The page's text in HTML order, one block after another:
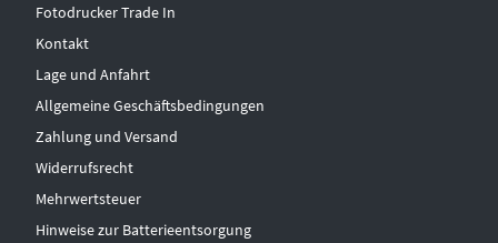
Fotodrucker Trade In
Kontakt
Lage und Anfahrt
Allgemeine Geschäftsbedingungen
Zahlung und Versand
Widerrufsrecht
Mehrwertsteuer
Hinweise zur Batterieentsorgung